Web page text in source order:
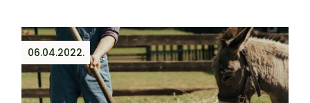
06.04.2022.